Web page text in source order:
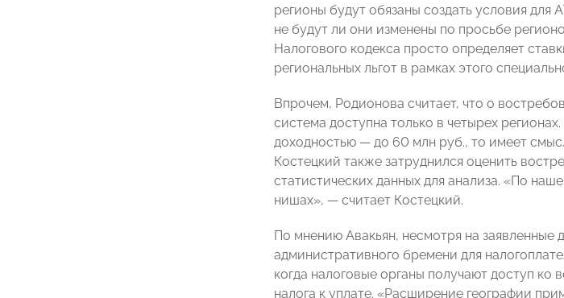
регионы будут обязаны создать условия
не будут ли они изменены по просьбе
Налогового кодекса просто определяет
региональных льгот в рамках этого
Впрочем, Родионова считает, что о
система доступна только в четырех
доходностью — до 60 млн руб., то имеет
Костецкий также затруднился оценить
статистических данных для анализа. «По
нишах», — считает Костецкий.
По мнению Авакьян, несмотря на
административного бремени для
когда налоговые органы получают доступ
налога к уплате. «Расширение географии